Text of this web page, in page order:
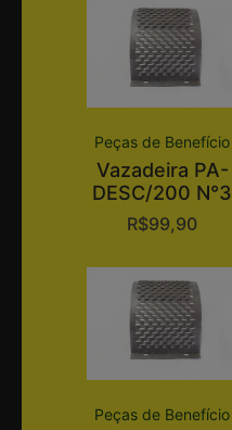
Peças de Benefício
Vazadeira PA-
DESC/200 N°3
R$99,90
Peças de Benefício